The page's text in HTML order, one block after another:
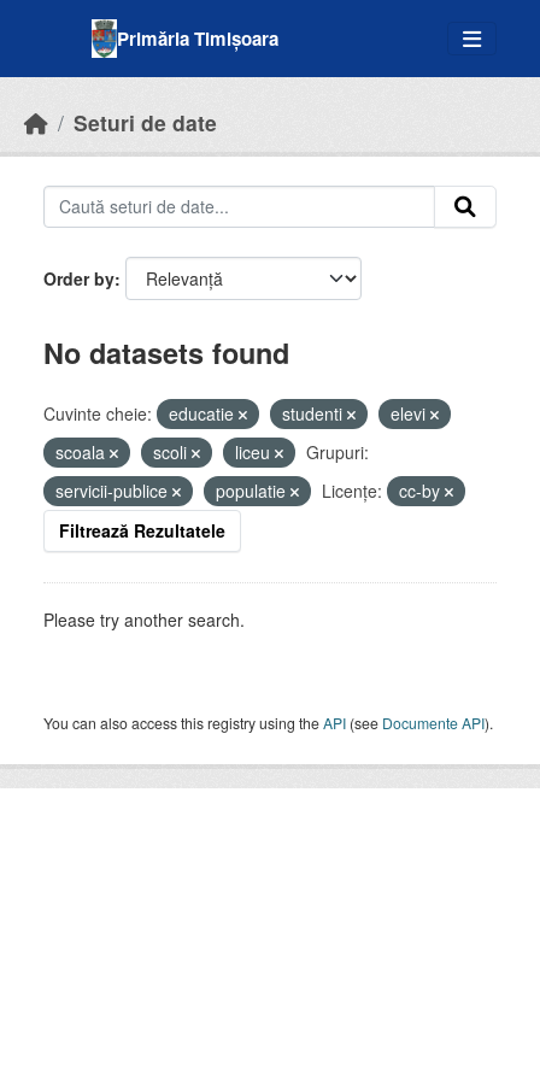
Primăria Timișoara
Seturi de date
Order by
No datasets found
Cuvinte cheie: educatie studenti
elevi
scoala
scoli liceu
Grupuri:
servicii-publice
populatie Licenţe:
cc-by
Filtrează Rezultatele
Please try another search.
You can also access this registry using theAPI (see Documente API).